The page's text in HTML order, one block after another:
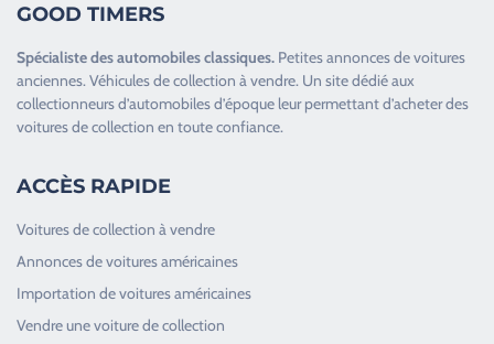
GOOD TIMERS
Spécialiste desautomobiles classiques. Petites annonces devoitures
anciennes.Véhicules de collection à vendre. Un site dédié aux
collectionneurs d’automobiles d’époque leur permettant d’acheter des
voitures de collection en toute confiance.
ACCÈS RAPIDE
Voitures de collection à vendre
Annonces de voitures américaines
Importation de voitures américaines
Vendre une voiture de collection